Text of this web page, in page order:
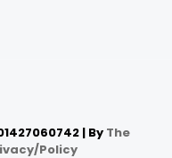
| By The
Policy